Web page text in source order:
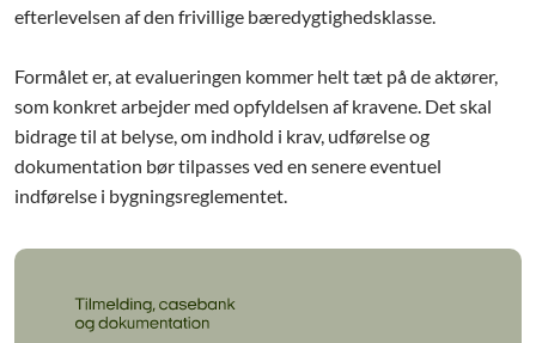
efterlevelsen af den frivillige bæredygtighedsklasse.
Formålet er, at evalueringen kommer helt tæt på de aktører,
som konkret arbejder med opfyldelsen af kravene. Det skal
bidrage til at belyse, om indhold i krav, udførelse og
dokumentation bør tilpasses ved en senere eventuel
indførelse i bygningsreglementet.